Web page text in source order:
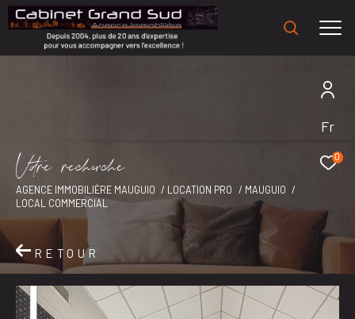
Fr
0
Vore recece
AGENCE IMMOBILIÈRE MAUGUIO LOCATION PRO
MAUGUIO
LOCAL COMMERCIAL
RETOUR